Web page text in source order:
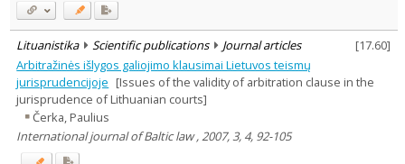
Subject
Journal
Lituanistika Scientific publications Journal articles [17.60]
Arbitražinės išlygos galiojimo klausimai Lietuvos teismų
jurisprudencijoje [Issues of the validity of arbitration clause in the
jurisprudence of Lithuanian courts]
Čerka, Paulius
International journal of Baltic law , 2007, 3, 4, 92-105